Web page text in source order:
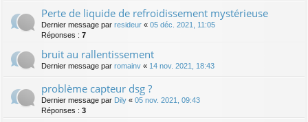
Perte de liquide de refroidissement mystérieuse
Dernier message par resideur « 05 déc. 2021, 11:05
Réponses : 7
bruit au rallentissement
Dernier message par romainv « 14 nov. 2021, 18:43
problème capteur dsg ?
Dernier message par Dily « 05 nov. 2021, 09:43
Réponses : 3